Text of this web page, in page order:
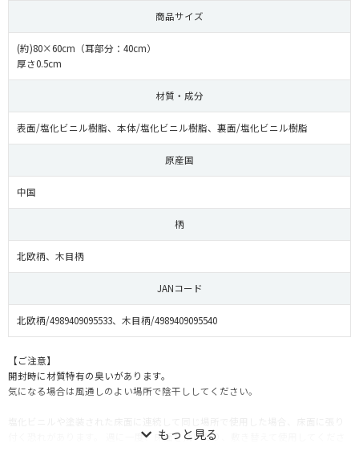
商品サイズ
(約)80×60cm（耳部分：40cm）
厚さ0.5cm
材質・成分
表面/塩化ビニル樹脂、本体/塩化ビニル樹脂、裏面/塩化ビニル樹脂
原産国
中国
柄
北欧柄、木目柄
JANコード
北欧柄/4989409095533、木目柄/4989409095540
【ご注意】
開封時に材質特有の臭いがあります。
気になる場合は風通しのよい場所で陰干ししてください。
付く恐れがあります。 週に一度、床面を拭いたり、敷き替えて使用してくださ